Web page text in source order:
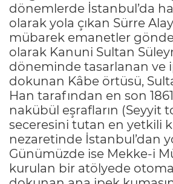
dönemlerde İstanbul’da
olarak yola çıkan Sürre
mübarek emanetler
olarak Kanuni Sultan
döneminde tasarlanan ve
dokunan Kâbe örtüsü,
Han tarafından en son
nakübül eşrafların (Seyyit
seceresini tutan en yetkili
nezaretinde İstanbul’dan
Günümüzde ise Mekke-i
kurulan bir atölyede